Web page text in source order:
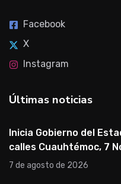
Facebook
X
Instagram
Últimas noticias
Inicia Gobierno del
calles Cuauhtémoc, 7
7 de agosto de 2026